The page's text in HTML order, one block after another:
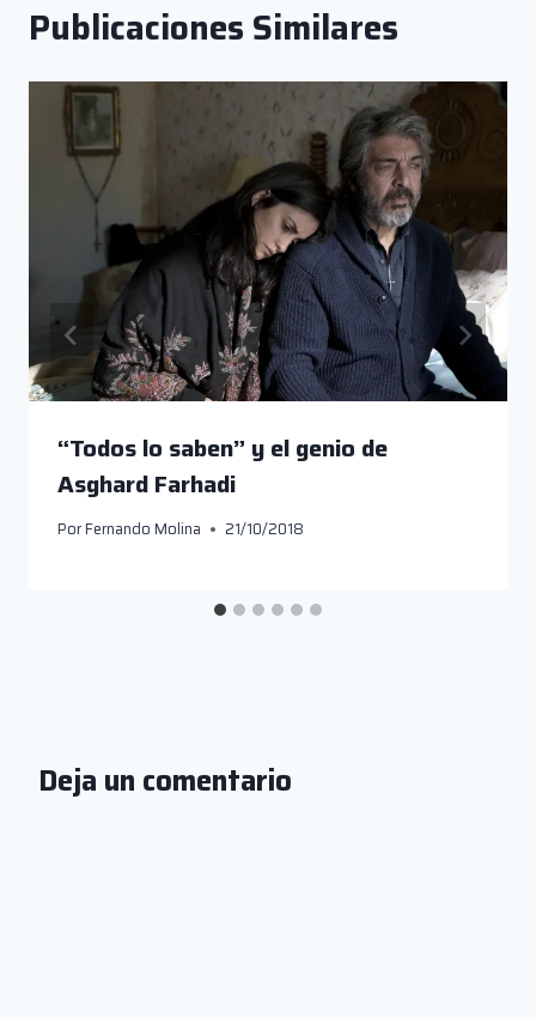
Publicaciones Similares
“Todos lo saben” y el genio de
Asghard Farhadi
PorFernando Molina 21/10/2018
Deja un comentario